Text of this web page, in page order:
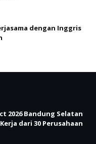
dengan Inggris
2026 Bandung Selatan
dari 30 Perusahaan